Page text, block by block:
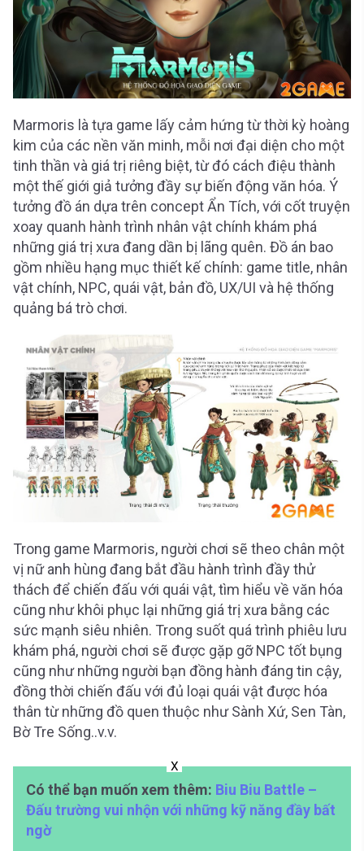
Marmoris là tựa game lấy cảm hứng từ thời kỳ hoàng
kim của các nền văn minh, mỗi nơi đại diện cho một
tinh thần và giá trị riêng biệt, từ đó cách điệu thành
một thế giới giả tưởng đầy sự biến động văn hóa. Ý
tưởng đồ án dựa trên concept Ẩn Tích, với cốt truyện
xoay quanh hành trình nhân vật chính khám phá
những giá trị xưa đang dần bị lãng quên. Đồ án bao
gồm nhiều hạng mục thiết kế chính: game title, nhân
vật chính, NPC, quái vật, bản đồ, UX/UI và hệ thống
quảng bá trò chơi.
Trong game Marmoris, người chơi sẽ theo chân một
vị nữ anh hùng đang bắt đầu hành trình đầy thử
thách để chiến đấu với quái vật, tìm hiểu về văn hóa
cũng như khôi phục lại những giá trị xưa bằng các
sức mạnh siêu nhiên. Trong suốt quá trình phiêu lưu
khám phá, người chơi sẽ được gặp gỡ NPC tốt bụng
cũng như những người bạn đồng hành đáng tin cậy,
đồng thời chiến đấu với đủ loại quái vật được hóa
thân từ những đồ quen thuộc như Sành Xứ, Sen Tàn,
Bờ Tre Sống..v.v.
X
Có thể bạn muốn xem thêm: Biu Biu Battle –
Đấu trường vui nhộn với những kỹ năng đầy bất
ngờ